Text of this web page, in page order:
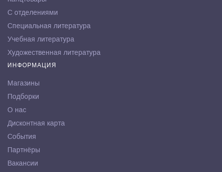
С отделениями
Специальная литература
Учебная литература
Художественная литература
ИНФОРМАЦИЯ
Магазины
Подборки
О нас
Дисконтная карта
События
Партнёры
Вакансии